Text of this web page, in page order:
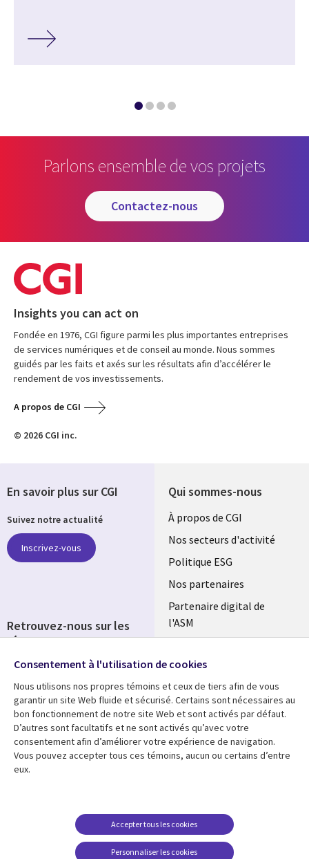
Parlons ensemble de vos projets
contactez-nous
Insights you can act on
Fondée en 1976, CGI figure parmi les plus importantes entreprises
de services numériques et de conseil au monde. Nous sommes
guidés par les faits et axés sur les résultats afin d’accélérer le
rendement de vos investissements.
A propos de CGI
© 2026 CGI inc.
Qui sommes-nous
Useful
links
FRANCE
À propos de CGI
Nos secteurs d'activité
Politique ESG
Nos partenaires
Partenaire digital de
l'ASM
Fusions
Ressources
Library
Links
Articles
Blog
Support
Legal
Accessibilité
conditions juridiques
FAQ Carrières
En savoir plus sur CGI
Suivez notre actualité
Inscrivez-vous
Retrouvez-nous sur les
réseaux
Social
Media
FRANCE
Consentement à l'utilisation de cookies
Nous utilisons nos propres témoins et ceux de tiers afin de vous
garantir un site Web fluide et sécurisé. Certains sont nécessaires au
bon fonctionnement de notre site Web et sont activés par défaut.
D’autres sont facultatifs et ne sont activés qu’avec votre
consentement afin d’améliorer votre expérience de navigation.
Vous pouvez accepter tous ces témoins, aucun ou certains d’entre
eux.
Personnaliser les cookies
Accepter tous les cookies